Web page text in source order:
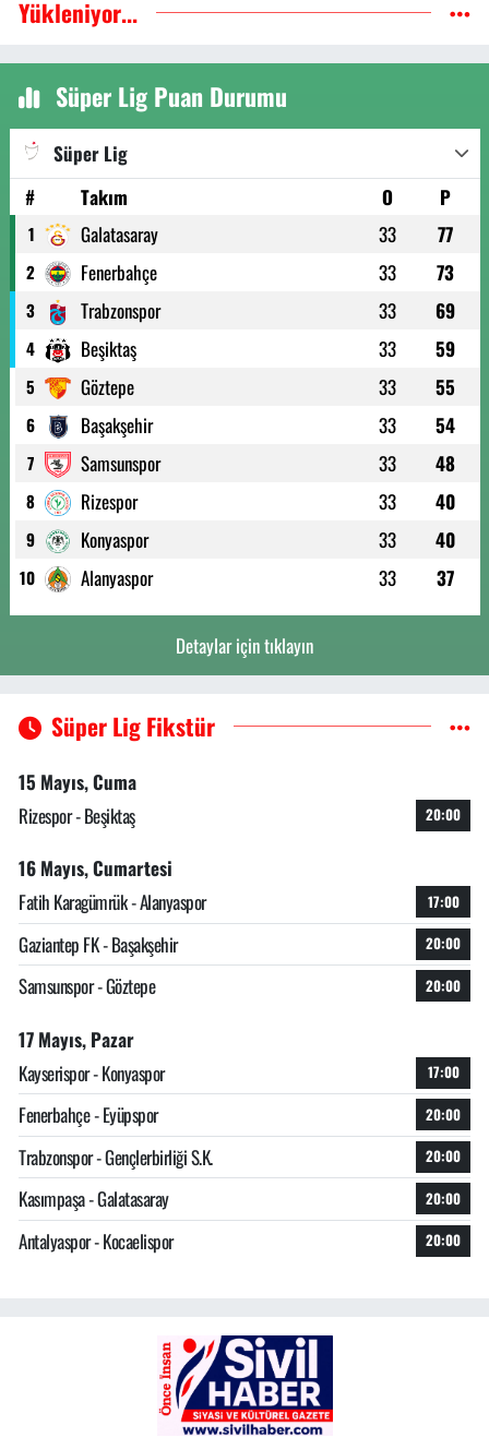
Yükleniyor...
Süper Lig Puan Durumu
Süper Lig
#
Takım O P
1 Galatasaray 33 77
2 Fenerbahçe 33 73
3 Trabzonspor 33 69
4 Beşiktaş 33 59
5 Göztepe 33 55
6 Başakşehir 33 54
7 Samsunspor 33 48
8 Rizespor 33 40
9 Konyaspor 33 40
10 Alanyaspor 33 37
Detaylar için tıklayın
Süper Lig Fikstür
15 Mayıs, Cuma
Rizespor - Beşiktaş
20:00
16 Mayıs, Cumartesi
Fatih Karagümrük - Alanyaspor
17:00
Gaziantep FK - Başakşehir 20:00
Samsunspor - Göztepe 20:00
17 Mayıs, Pazar
Kayserispor - Konyaspor
17:00
Fenerbahçe - Eyüpspor 20:00
Trabzonspor - Gençlerbirliği S.K. 20:00
Kasımpaşa - Galatasaray 20:00
Antalyaspor - Kocaelispor 20:00